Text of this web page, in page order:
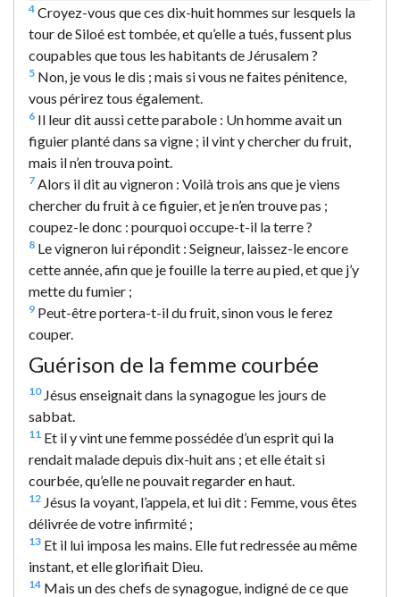
4 Croyez-vous que ces dix-huit hommes sur lesquels la
tour de Siloé est tombée, et qu’elle a tués, fussent plus
coupables que tous les habitants de Jérusalem ?
5 Non, je vous le dis ; mais si vous ne faites pénitence,
vous périrez tous également.
6 Il leur dit aussi cette parabole : Un homme avait un
figuier planté dans sa vigne ; il vint y chercher du fruit,
mais il n’en trouva point.
7 Alors il dit au vigneron : Voilà trois ans que je viens
chercher du fruit à ce figuier, et je n’en trouve pas ;
coupez-le donc : pourquoi occupe-t-il la terre ?
8 Le vigneron lui répondit : Seigneur, laissez-le encore
cette année, afin que je fouille la terre au pied, et que j’y
mette du fumier ;
9 Peut-être portera-t-il du fruit, sinon vous le ferez
couper.
Guérison de la femme courbée
10Jésus enseignait dans la synagogue les jours de
sabbat.
11 Et il y vint une femme possédée d’un esprit qui la
rendait malade depuis dix-huit ans ; et elle était si
courbée, qu’elle ne pouvait regarder en haut.
12 Jésus la voyant, l’appela, et lui dit : Femme, vous êtes
délivrée de votre infirmité ;
13 Et il lui imposa les mains. Elle fut redressée au même
instant, et elle glorifiait Dieu.
14 Mais un des chefs de synagogue, indigné de ce que